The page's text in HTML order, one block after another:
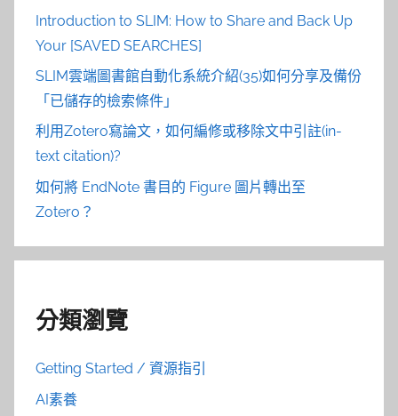
Introduction to SLIM: How to Share and Back Up
Your [SAVED SEARCHES]
SLIM雲端圖書館自動化系統介紹(35)如何分享及備份
「已儲存的檢索條件」
利用Zotero寫論文，如何編修或移除文中引註(in-
text citation)?
如何將 EndNote 書目的 Figure 圖片轉出至
Zotero？
分類瀏覽
Getting Started / 資源指引
AI素養